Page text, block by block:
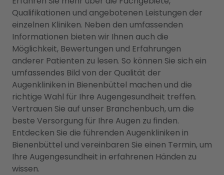
Qualifikationen und angebotenen Leistungen der
einzelnen Kliniken. Neben den umfassenden
Informationen bieten wir Ihnen auch die
Möglichkeit, Bewertungen und Erfahrungen
anderer Patienten zu lesen. So können Sie sich ein
umfassendes Bild von der Qualität der
Augenkliniken in Bienenbüttel machen und die
richtige Wahl für Ihre Augengesundheit treffen.
Vertrauen Sie auf unser Branchenbuch, um die
beste Versorgung für Ihre Augen zu finden.
Entdecken Sie die führenden Augenkliniken in
Bienenbüttel und vereinbaren Sie einen Termin, um
Ihre Augengesundheit in erfahrenen Händen zu
wissen.